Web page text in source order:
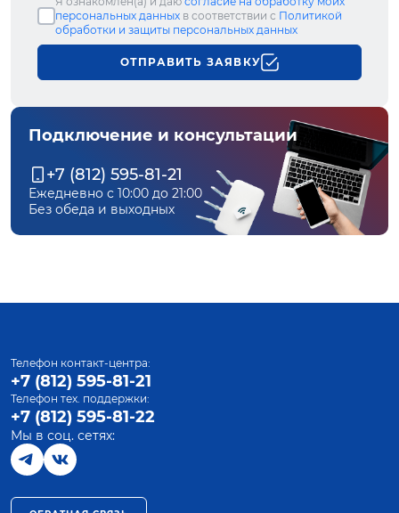
персональных данных в соответствии с Политикой
обработки и защиты персональных данных
ОТПРАВИТЬ ЗАЯВКУ
Подключение и консультации
+7 (812) 595-81-21
Ежедневно с 10:00 до 21:00
Без обеда и выходных
Телефон контакт-центра:
+7 (812) 595-81-21
Телефон тех. поддержки:
+7 (812) 595-81-22
Мы в соц. сетях: